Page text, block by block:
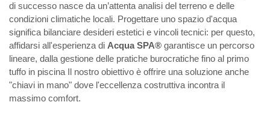
di successo nasce da un’attenta analisi del terreno e delle
condizioni climatiche locali. Progettare uno spazio d'acqua
significa bilanciare desideri estetici e vincoli tecnici: per questo,
affidarsi all'esperienza di Acqua SPA® garantisce un percorso
lineare, dalla gestione delle pratiche burocratiche fino al primo
tuffo in piscina Il nostro obiettivo è offrire una soluzione anche
"chiavi in mano" dove l'eccellenza costruttiva incontra il
massimo comfort.